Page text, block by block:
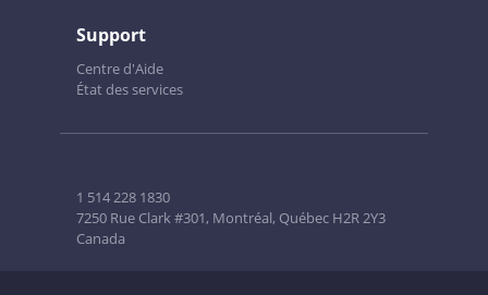
Support
Centre d'Aide
État des services
1 514 228 1830
7250 Rue Clark #301, Montréal, Québec H2R 2Y3
Canada